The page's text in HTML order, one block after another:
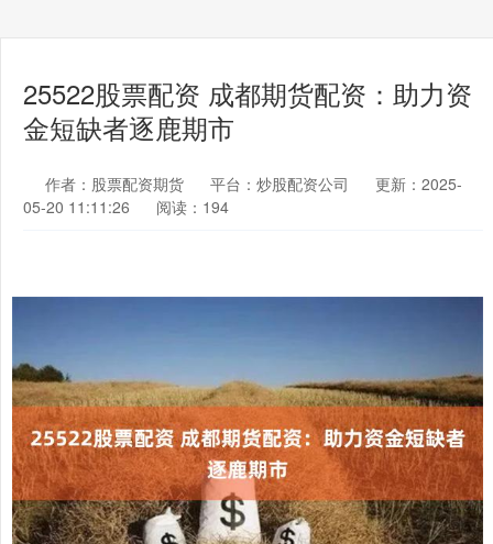
25522股票配资 成都期货配资：助力资
金短缺者逐鹿期市
作者：股票配资期货 平台：炒股配资公司
更新：2025-
05-20 11:11:26
阅读：194